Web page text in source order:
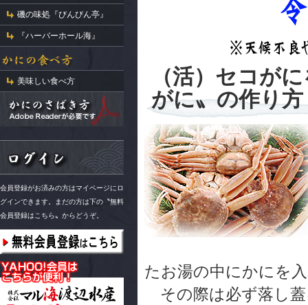
磯の味処『びんびん亭』
『ハーバーホール海』
美味しい食べ方
会員登録がお済みの方はマイページにロ
グインできます。まだの方は下の〝無料
会員登録はこちら〟からどうぞ。
（活）セコが
がに〟の作り方
たお湯の中にかにを
その際は必ず落し